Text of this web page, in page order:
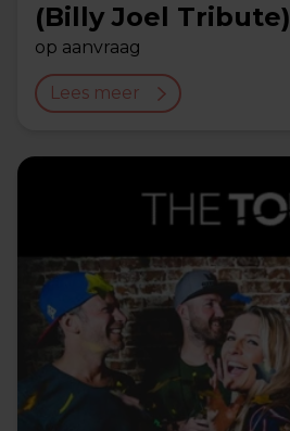
(Billy Joel Tribute)
op aanvraag
Lees meer